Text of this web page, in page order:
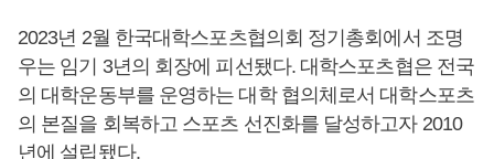
2023년 2월 한국대학스포츠협의회 정기총회에서 조명
우는 임기 3년의 회장에 피선됐다. 대학스포츠협은 전국
의 대학운동부를 운영하는 대학 협의체로서 대학스포츠
의 본질을 회복하고 스포츠 선진화를 달성하고자 2010
년에 설립됐다.